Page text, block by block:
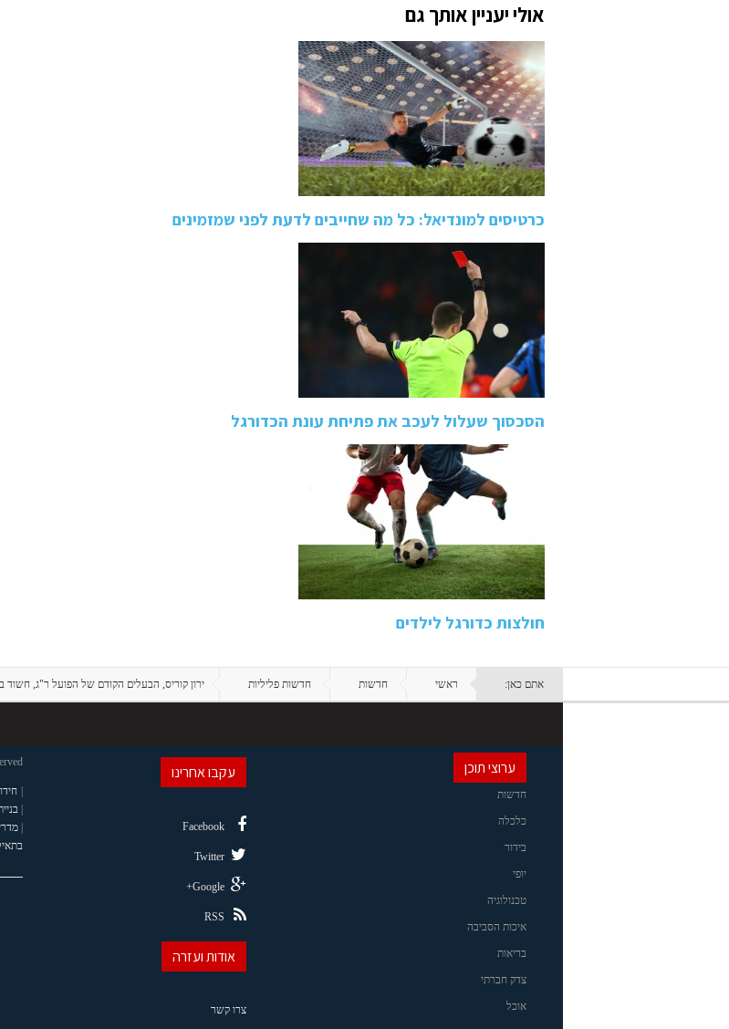
אולי יעניין אותך גם
כרטיסים למונדיאל: כל מה שחייבים לדעת לפני שמזמינים
הסכסוך שעלול לעכב את פתיחת עונת הכדורגל
חולצות כדורגל לילדים
אתם כאן: ראשי חדשות חדשות פליליות ירון קוריס, הבעלים הקודם של הפועל ר"ג, חשוד
ערוצי תוכן
חדשות
כלכלה
בידור
יופי
טכנולוגיה
איכות הסביבה
בריאות
צדק חברתי
אוכל
עקבו אחרינו
Facebook
Twitter
Google+
RSS
אודות ועזרה
צרו קשר
|
|
|